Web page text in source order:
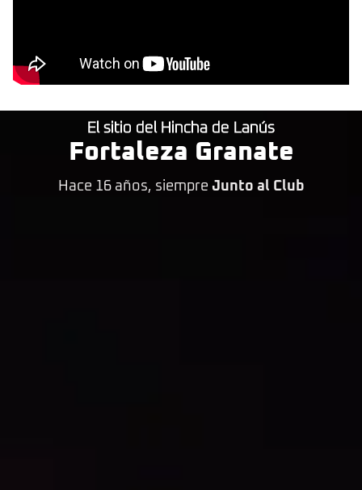
El sitio del Hincha de Lanús
Fortaleza Granate
Hace 16 años, siempre Junto al Club